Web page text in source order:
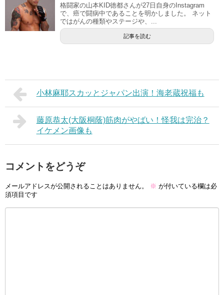
格闘家の山本KID徳都さんが27日自身のInstagram
で、癌で闘病中であることを明かしました。 ネット
ではがんの種類やステージや、...
記事を読む
小林麻耶スカッとジャパン出演！海老蔵祝福も
藤原恭太(大阪桐蔭)筋肉がやばい！怪我は完治？
イケメン画像も
コメントをどうぞ
メールアドレスが公開されることはありません。 ※ が付いている欄は必
須項目です